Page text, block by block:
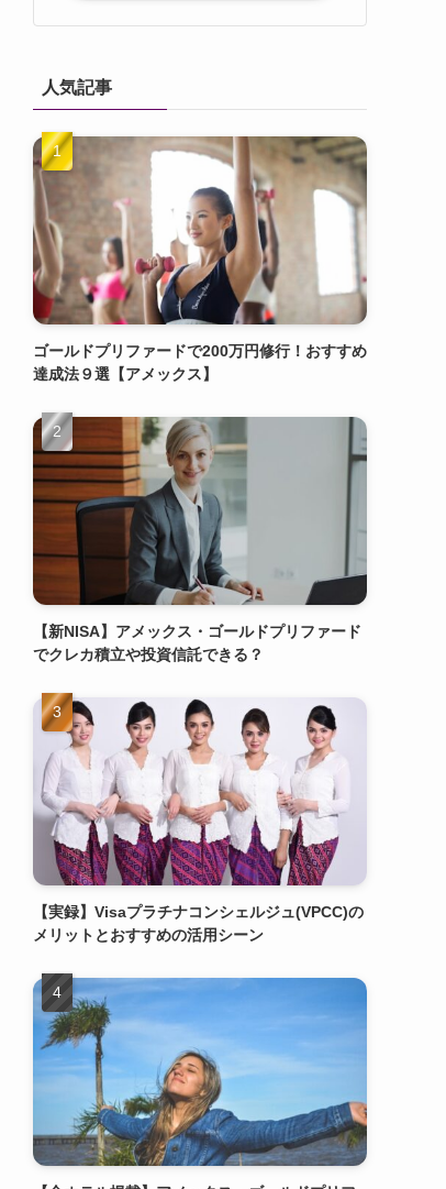
人気記事
ゴールドプリファードで200万円修行！おすすめ
達成法９選【アメックス】
【新NISA】アメックス・ゴールドプリファード
でクレカ積立や投資信託できる？
【実録】Visaプラチナコンシェルジュ(VPCC)の
メリットとおすすめの活用シーン